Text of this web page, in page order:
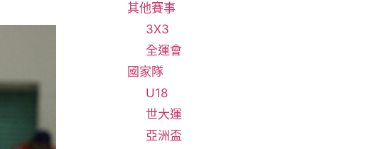
其他賽事
3X3
全運會
國家隊
U18
世大運
亞洲盃